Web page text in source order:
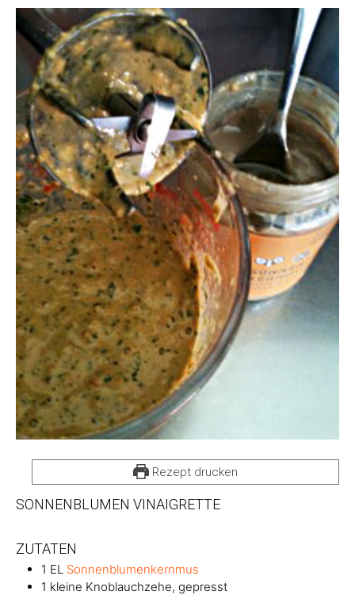
Rezept drucken
SONNENBLUMEN VINAIGRETTE
ZUTATEN
1 EL Sonnenblumenkernmus
1 kleine Knoblauchzehe, gepresst